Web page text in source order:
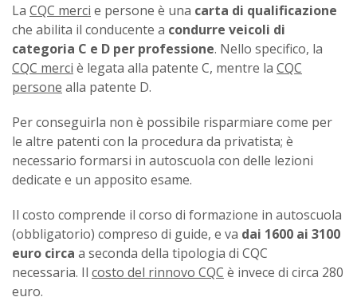
La CQC merci e persone è una carta di qualificazione
che abilita il conducente a condurre veicoli di
categoria C e D per professione. Nello specifico, la
CQC merci è legata alla patente C, mentre la CQC
persone alla patente D.
Per conseguirla non è possibile risparmiare come per
le altre patenti con la procedura da privatista; è
necessario formarsi in autoscuola con delle lezioni
dedicate e un apposito esame.
Il costo comprende il corso di formazione in autoscuola
(obbligatorio) compreso di guide, e va dai 1600 ai 3100
euro circa a seconda della tipologia di CQC
necessaria. Il costo del rinnovo CQC è invece di circa 280
euro.